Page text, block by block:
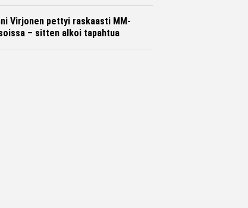
Virjonen pettyi raskaasti MM-
– sitten alkoi tapahtua